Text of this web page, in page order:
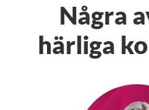
Några
härliga